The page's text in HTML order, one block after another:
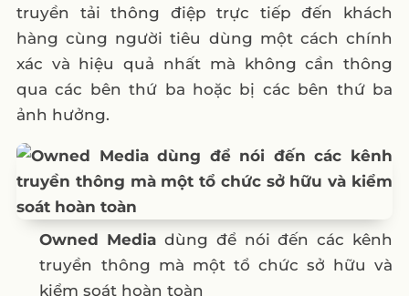
E. Kết hợp Paid Media, Earned Media và
Owned Media như thế nào?
– Sử dụng Paid Media để tạo ra Earned
Media:
– Sử dụng Earned Media để tăng sự chú ý
– Sử dụng Owned Media để tạo ra nội dung
quảng cáo Paid Media:
– Sử dụng Paid Media để tăng lượng truy
cập của Owned Media:
F. Lời kết
truyền tải thông điệp trực tiếp đến khách
hàng cùng người tiêu dùng một cách chính
xác và hiệu quả nhất mà không cần thông
qua các bên thứ ba hoặc bị các bên thứ ba
ảnh hưởng.
Owned Media dùng để nói đến các kênh
truyền thông mà một tổ chức sở hữu và
kiểm soát hoàn toàn